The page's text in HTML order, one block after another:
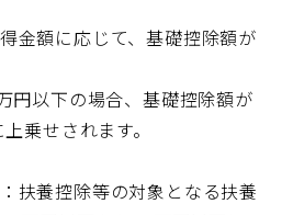
金額に応じて、基礎控除額が
円以下の場合、基礎控除額が
乗せされます。
扶養控除等の対象となる扶養